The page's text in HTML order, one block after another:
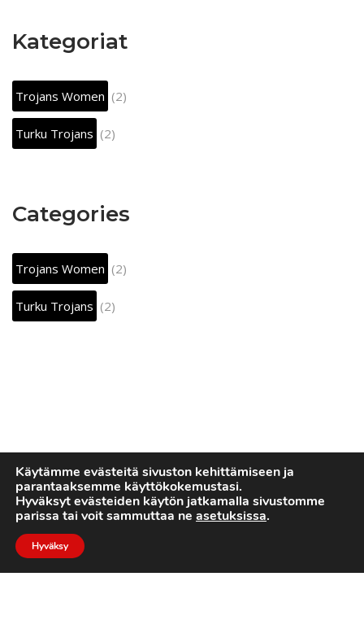
Kategoriat
Trojans Women (2)
Turku Trojans (2)
Categories
Trojans Women (2)
Turku Trojans (2)
Käytämme evästeitä sivuston kehittämiseen ja
parantaaksemme käyttökokemustasi.
Hyväksyt evästeiden käytön jatkamalla sivustomme
parissa tai voit sammuttaa ne asetuksissa.
Hyväksy